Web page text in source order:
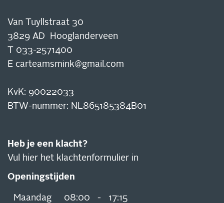
Van Tuyllstraat 30
3829 AD Hooglanderveen
T 033-2571400
E carteamsmink@gmail.com
KvK: 90022033
​​​​​BTW-nummer: NL865185384B01
Heb je een klacht?
Vul hier het klachtenformulier in
Openingstijden
Maandag 08:00 -
17:15